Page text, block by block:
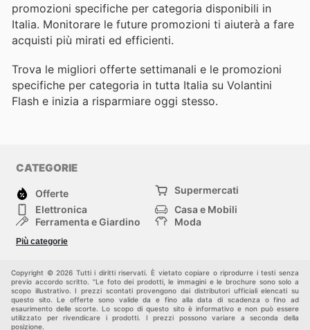
promozioni specifiche per categoria disponibili in
Italia. Monitorare le future promozioni ti aiuterà a fare
acquisti più mirati ed efficienti.
Trova le migliori offerte settimanali e le promozioni
specifiche per categoria in tutta Italia su Volantini
Flash e inizia a risparmiare oggi stesso.
CATEGORIE
Offerte
Supermercati
Elettronica
Casa e Mobili
Ferramenta e Giardino
Moda
Bambini e Neonati
Più categorie
Copyright © 2026 Tutti i diritti riservati. È vietato copiare o riprodurre i testi senza
previo accordo scritto. "Le foto dei prodotti, le immagini e le brochure sono solo a
scopo illustrativo. I prezzi scontati provengono dai distributori ufficiali elencati su
questo sito. Le offerte sono valide da e fino alla data di scadenza o fino ad
esaurimento delle scorte. Lo scopo di questo sito è informativo e non può essere
utilizzato per rivendicare i prodotti. I prezzi possono variare a seconda della
posizione.